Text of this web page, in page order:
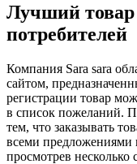
Лучший товар
потребителей
Компания Sara sara
сайтом,
регистрации товар
в список пожеланий.
тем, что заказывать
всеми предложениями
просмотрев несколько